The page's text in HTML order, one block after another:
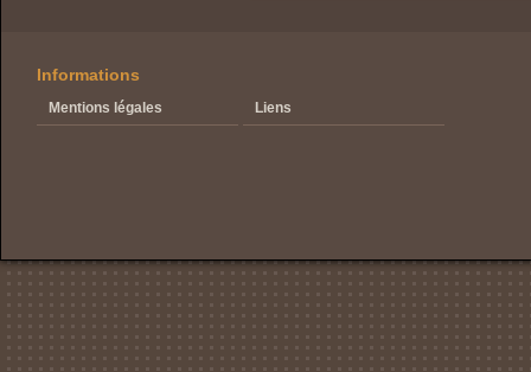
Informations
Mentions légales Liens